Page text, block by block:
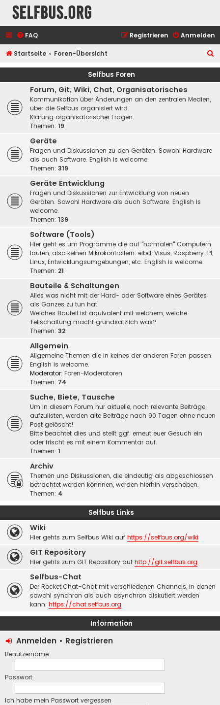
selfbus.org
FAQ Anmelden
Registrieren
Startseite Foren-Übersicht
u
Selfbus Foren
Forum, Git, Wiki, Chat, Organisatorisches
Kommunikation über Änderungen an den zentralen Medien,
über die Selfbus organisiert wird.
Klärung organisatorischer Fragen.
Themen: 19
Geräte
Fragen und Diskussionen zu den Geräten. Sowohl Hardware
als auch Software. English is welcome.
Themen: 319
Geräte Entwicklung
Fragen und Diskussionen zur Entwicklung von neuen
Geräten. Sowohl Hardware als auch Software. English is
welcome.
Themen: 139
Software (Tools)
Hier geht es um Programme die auf "normalen" Computern
laufen, also keinen Mikrokontrollern: eibd, Visus, Raspberry-PI,
Linux, Entwicklungsumgebungen, etc. English is welcome.
Themen: 21
Bauteile & Schaltungen
Alles was nicht mit der Hard- oder Software eines Gerätes
als Ganzes zu tun hat.
Welches Bauteil ist äquivalent mit welchem, welche
Teilschaltung macht grundsätzlich was?
Themen: 32
Allgemein
Allgemeine Themen die in keines der anderen Foren passen.
English is welcome.
Moderator: Foren-Moderatoren
Themen: 74
Suche, Biete, Tausche
Um in diesem Forum nur aktuelle, noch relevante Beiträge
aufzulisten, werden alte Beiträge nach 90 Tagen ohne neuen
Post gelöscht!
Bitte beachtet dies und stellt ggf. erneut euer Gesuch ein
oder frischt es mit einem Kommentar auf.
Themen: 1
Archiv
Themen und Diskussionen, die eindeutig als abgeschlossen
betrachtet werden könnnen, werden hierhin verschoben.
Themen: 4
Selfbus Links
Wiki
Hier gehts zum Selfbus Wiki auf https://selfbus.org/wiki
GIT Repository
Hier gehts zum GIT Repository auf http://git.selfbus.org
Selfbus-Chat
Der Rocket.Chat-Chat mit verschiedenen Channels, in denen
sowohl synchron als auch asynchron diskutiert werden
kann: https://chat.selfbus.org
Information
Anmelden • Registrieren
Benutzername:
Passwort:
Ich habe mein Passwort vergessen